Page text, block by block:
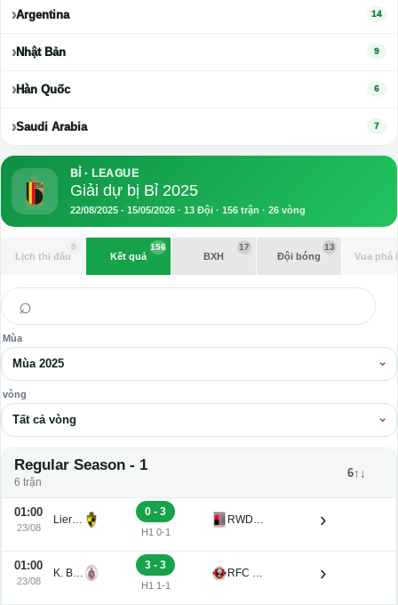
Argentina 14
Nhật Bản 9
Hàn Quốc 6
Saudi Arabia 7
BỈ · LEAGUE
Giải dự bị Bỉ 2025
22/08/2025 - 15/05/2026 · 13 Đội · 156 trận · 26 vòng
Lịch thi đấu
0
Kết quả
156
BXH
17
Đội bóng
13
Vua phá
⌕
Mùa
Mùa 2025
vòng
Tất cả vòng
Regular Season - 1
6 trận
6↑↓
01:00
23/08
Lierse K. U21
0 - 3
H1 0-1
RWDM U21 ›
01:00
23/08
K. Beerschot V.A. Reserve U21
3 - 3
H1 1-1
RFC Seraing Reserve U21 ›